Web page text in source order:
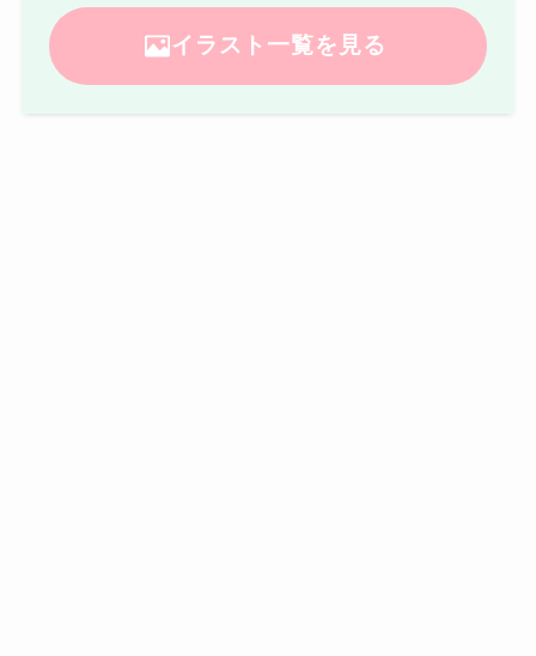
イラスト一覧を見る